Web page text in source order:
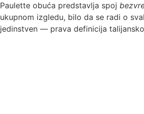
Paulette obuća predstavlja spoj
ukupnom izgledu, bilo da se radi o
jedinstven — prava definicija